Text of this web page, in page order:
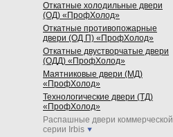
Откатные холодильные двери
(ОД) «ПрофХолод»
Откатные противопожарные
двери (ОД П) «ПрофХолод»
Откатные двустворчатые двери
(ОДД) «ПрофХолод»
Маятниковые двери (МД)
«ПрофХолод»
Технологические двери (ТД)
«ПрофХолод»
Распашные двери коммерческой
серии Irbis